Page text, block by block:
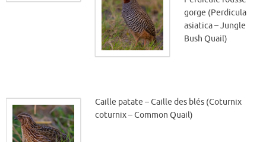
gorge (Perdicula
asiatica – Jungle
Bush Quail)
Caille patate – Caille des blés (Coturnix
coturnix – Common Quail)